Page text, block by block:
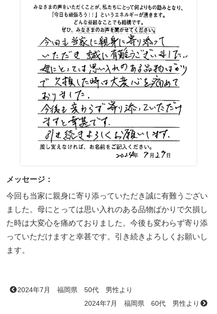
メッセージ：
今回も当家に親身に寄り添っていただき誠に有難うござい
ました。母にとっては思い入れのある品物ばかりで欠損し
た時は大変心を痛めておりました。今後も変わらず寄り添
っていただけますと幸甚です。引き続きよろしくお願いし
ます。
2024年7月 福岡県 50代 男性より
2024年7月 福岡県 60代 男性より